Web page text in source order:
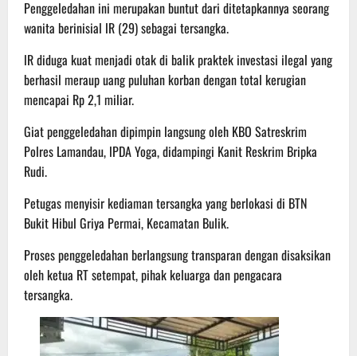
Penggeledahan ini merupakan buntut dari ditetapkannya seorang
wanita berinisial lR (29) sebagai tersangka.
lR diduga kuat menjadi otak di balik praktek investasi ilegal yang
berhasil meraup uang puluhan korban dengan total kerugian
mencapai Rp 2,1 miliar.
Giat penggeledahan dipimpin langsung oleh KBO Satreskrim
Polres Lamandau, lPDA Yoga, didampingi Kanit Reskrim Bripka
Rudi.
Petugas menyisir kediaman tersangka yang berlokasi di BTN
Bukit Hibul Griya Permai, Kecamatan Bulik.
Proses penggeledahan berlangsung transparan dengan disaksikan
oleh ketua RT setempat, pihak keluarga dan pengacara
tersangka.